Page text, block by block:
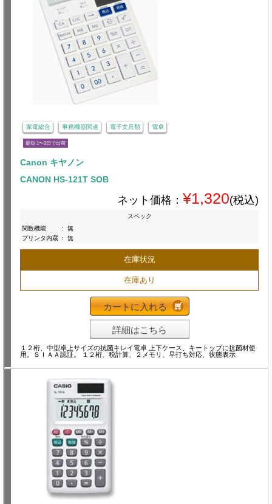
家電総合 事務機器関連 電子文具類 電卓
最短 1〜3日で出荷
Canon キヤノン
CANON HS-121T SOB
ネット価格： ¥1,320(税込)
スペック
関数機能
:
無
プリンタ内蔵 : 無
在庫状況
在庫あり
カートに入れる
詳細はこちら
１２桁、中型卓上サイズの抗菌キレイ電卓 上下ケース、キートップに抗菌材使
用。ＳＩＡＡ認証。 １２桁、税計算、２メモリ、早打ち対応、状態表示